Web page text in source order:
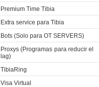
Premium Time Tibia
Extra service para Tibia
Bots (Solo para OT SERVERS)
Proxys (Programas para reducir el
lag)
TibiaRing
Visa Virtual